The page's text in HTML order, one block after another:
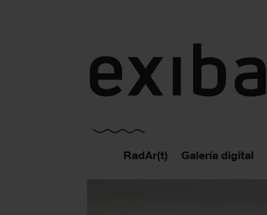
RadAr(t) Galería digital